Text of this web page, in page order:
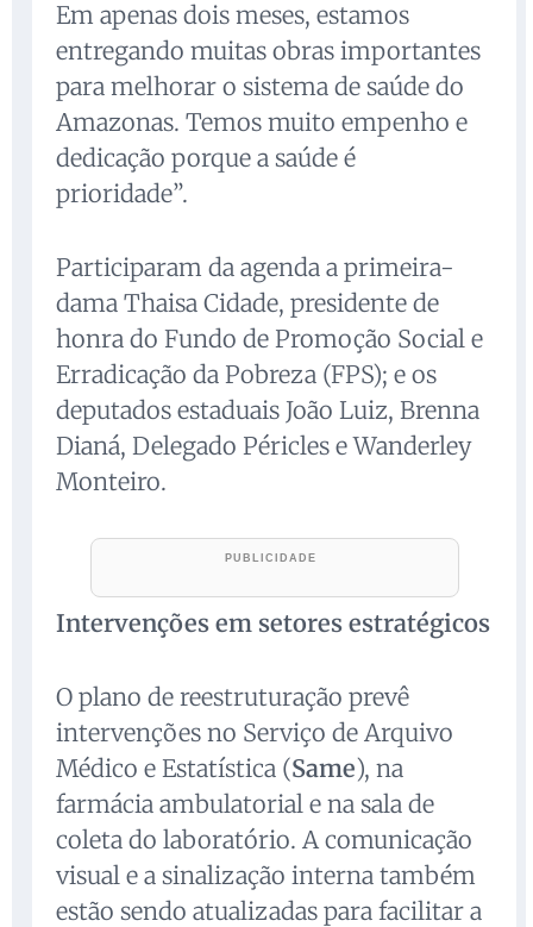
Em apenas dois meses, estamos
entregando muitas obras importantes
para melhorar o sistema de saúde do
Amazonas. Temos muito empenho e
dedicação porque a saúde é
prioridade”.
Participaram da agenda a primeira-
dama Thaisa Cidade, presidente de
honra do Fundo de Promoção Social e
Erradicação da Pobreza (FPS); e os
deputados estaduais João Luiz, Brenna
Dianá, Delegado Péricles e Wanderley
Monteiro.
Intervenções em setores estratégicos
O plano de reestruturação prevê
intervenções no Serviço de Arquivo
Médico e Estatística (Same), na
farmácia ambulatorial e na sala de
coleta do laboratório. A comunicação
visual e a sinalização interna também
estão sendo atualizadas para facilitar a